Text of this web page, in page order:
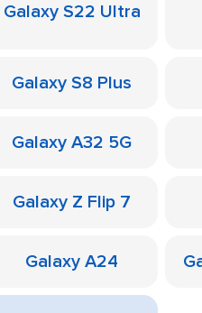
Galaxy S22 Ultra
Galaxy S8 Plus
Galaxy A32 5G
Galaxy Z Flip 7
Galaxy A24